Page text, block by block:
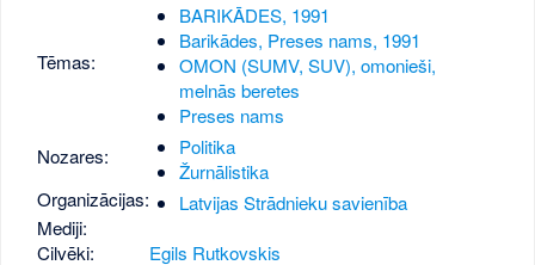
Tēmas:
BARIKĀDES, 1991
Barikādes, Preses nams, 1991
OMON (SUMV, SUV), omonieši,
melnās beretes
Preses nams
Nozares:
Politika
Žurnālistika
Organizācijas:
Latvijas Strādnieku savienība
Mediji:
Cilvēki:
Egils Rutkovskis